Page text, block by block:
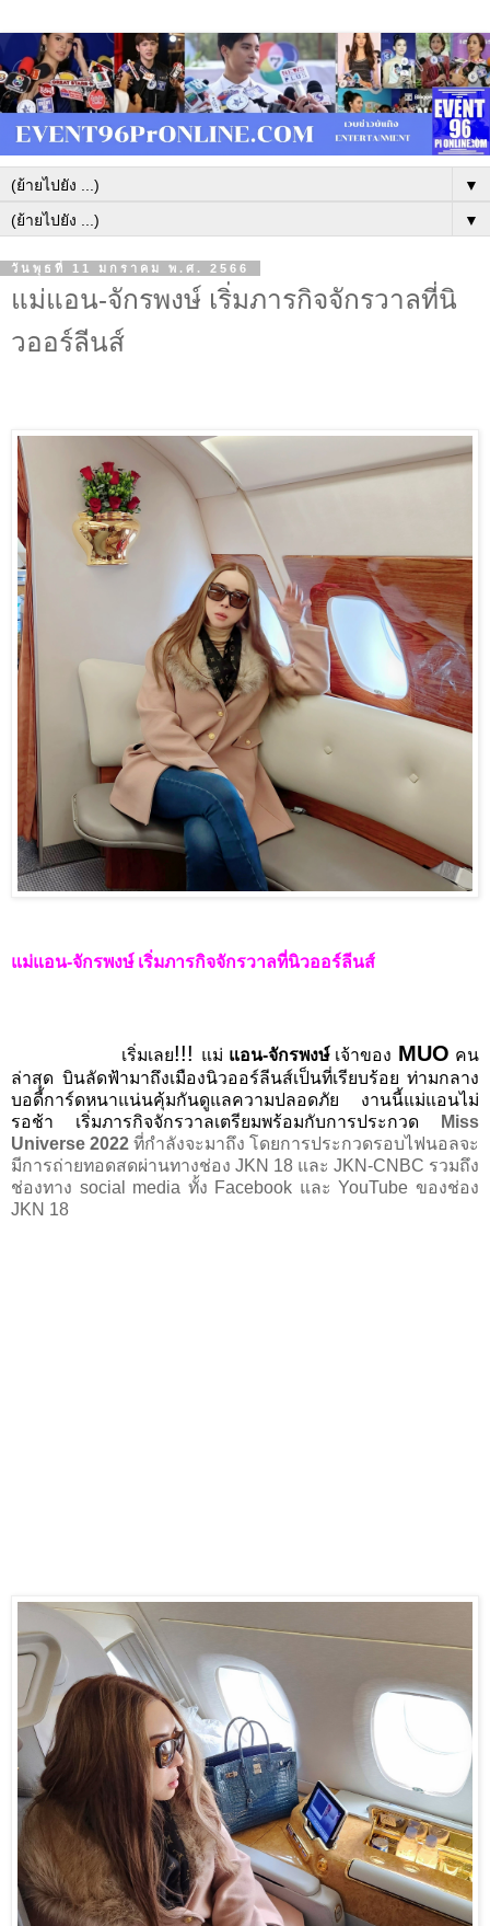
▼
▼
วันพุธที่ 11 มกราคม พ.ศ. 2566
แม่แอน-จักรพงษ์ เริ่มภารกิจจักรวาลที่นิ
วออร์ลีนส์
แม่แอน-จักรพงษ์ เริ่มภารกิจจักรวาลที่นิวออร์ลีนส์
เริ่มเลย!!! แม่ แอน-จักรพงษ์เจ้าของ MUO คน
ล่าสุด บินลัดฟ้ามาถึงเมืองนิวออร์ลีนส์เป็นที่เรียบร้อย ท่ามกลาง
บอดี้การ์ดหนาแน่นคุ้มกันดูแลความปลอดภัย งานนี้แม่แอนไม่
รอช้า เริ่มภารกิจจักรวาลเตรียมพร้อมกับการประกวด
Miss
Universe 2022 ที่กำลังจะมาถึง โดยการประกวดรอบไฟนอลจะ
มีการถ่ายทอดสดผ่านทางช่อง JKN 18 และ JKN-CNBC รวมถึง
ช่องทาง social media ทั้ง Facebook และYouTubeของช่อง
JKN 18